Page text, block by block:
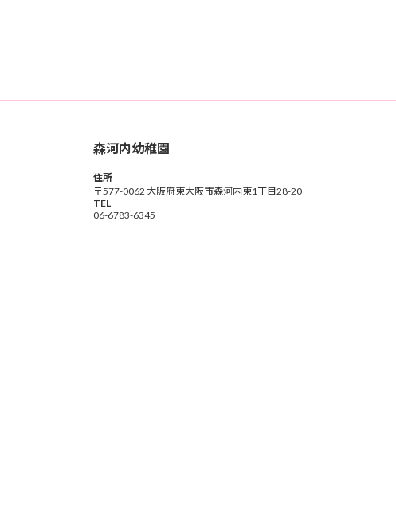
森河内幼稚園
住所
〒577-0062 大阪府東大阪市森河内東1丁目28-20
TEL
06-6783-6345